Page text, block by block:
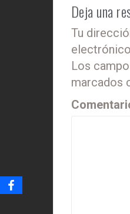
Deja una
Tu
Los
marcados